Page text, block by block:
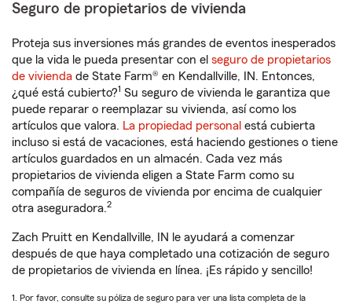
Seguro de propietarios de vivienda
Proteja sus inversiones más grandes de eventos inesperados
que la vida le pueda presentar con el seguro de propietarios
de vivienda de State Farm® en Kendallville, IN. Entonces,
¿qué está cubierto?1 Su seguro de vivienda le garantiza que
puede reparar o reemplazar su vivienda, así como los
artículos que valora. La propiedad personal está cubierta
incluso si está de vacaciones, está haciendo gestiones o tiene
artículos guardados en un almacén. Cada vez más
propietarios de vivienda eligen a State Farm como su
compañía de seguros de vivienda por encima de cualquier
otra aseguradora.2
Zach Pruitt en Kendallville, IN le ayudará a comenzar
después de que haya completado una cotización de seguro
de propietarios de vivienda en línea. ¡Es rápido y sencillo!
1. Por favor, consulte su póliza de seguro para ver una lista completa de la